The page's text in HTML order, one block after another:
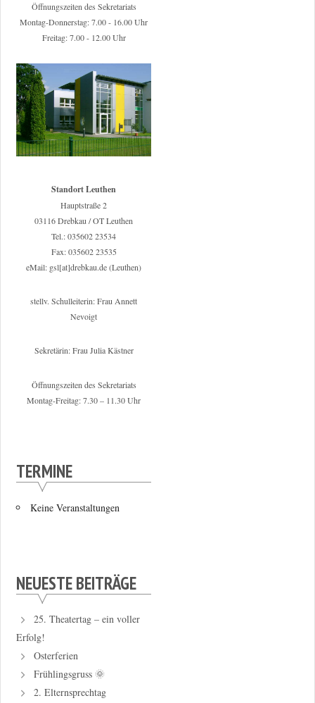
Öffnungszeiten des Sekretariats
Montag-Donnerstag: 7.00 - 16.00 Uhr
Freitag: 7.00 - 12.00 Uhr
Standort Leuthen
Hauptstraße 2
03116 Drebkau / OT Leuthen
Tel.: 035602 23534
Fax: 035602 23535
eMail: gsl[at]drebkau.de (Leuthen)
stellv. Schulleiterin: Frau Annett
Nevoigt
Sekretärin: Frau Julia Kästner
Öffnungszeiten des Sekretariats
Montag-Freitag: 7.30 – 11.30 Uhr
TERMINE
Keine Veranstaltungen
NEUESTE BEITRÄGE
25. Theatertag – ein voller
Erfolg!
Osterferien
Frühlingsgruss 🌞
2. Elternsprechtag